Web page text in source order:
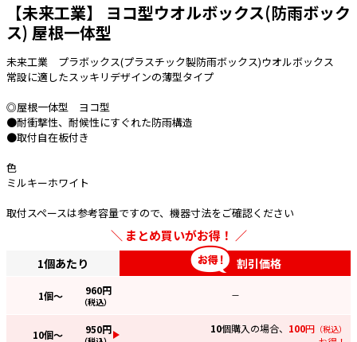
ボックス・ビニル電線管付属品・引き込
みカバー
EV充電設備工事関連
感染症関連
その他
【未来工業】 ヨコ型ウオルボックス(防雨ボック
ス) 屋根一体型
未来工業 プラボックス(プラスチック製防雨ボックス)ウオルボックス
常設に適したスッキリデザインの薄型タイプ
◎屋根一体型 ヨコ型
●耐衝撃性、耐候性にすぐれた防雨構造
●取付自在板付き
色
ミルキーホワイト
取付スペースは参考容量ですので、機器寸法をご確認ください
まとめ買いがお得！
1個あたり 割引価格
1個～ 960円
（税込）
—
10個～ 950円 10個購入の場合、 100円 （税込）